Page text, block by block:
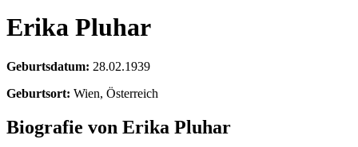
Erika Pluhar
Geburtsdatum: 28.02.1939
Geburtsort: Wien, Österreich
Biografie von Erika Pluhar